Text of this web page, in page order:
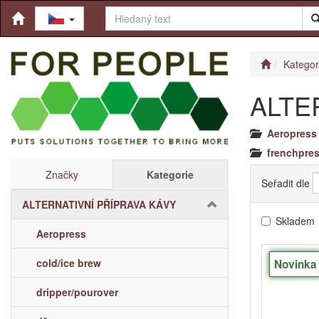
Značky Kategorie
ALTERNATIVNÍ PŘÍPRAVA KÁVY
Aeropress
cold/ice brew
dripper/pourover
Aeropress
Seřadit dle
Skladem
Novinka